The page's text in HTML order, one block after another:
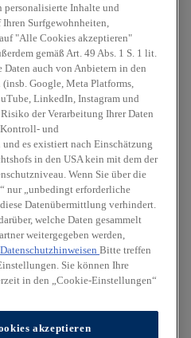
personalisierte Inhalte und
Ihren Surfgewohnheiten,
"Alle Cookies akzeptieren"
gemäß Art. 49 Abs. 1 S. 1 lit.
Daten auch von Anbietern in den
Google, Meta Platforms,
LinkedIn, Instagram und
der Verarbeitung Ihrer Daten
und
es existiert nach Einschätzung
in den USA kein mit dem der
Wenn Sie über die
nur „unbedingt erforderliche
Datenübermittlung verhindert.
welche Daten gesammelt
weitergegeben werden,
Datenschutzhinweisen Bitte treffen
Sie können Ihre
in den „Cookie-Einstellungen“
akzeptieren